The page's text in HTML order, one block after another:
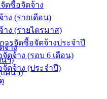
ดซื้อจัดจ้าง
ง (รายเดือน)
ง (รายไตรมาส)
ารจัดซื้อจัดจ้างประจำปี
ดจ้าง (รอบ 6 เดือน)
ดจ้าง (ประจำปี)
จ้าง
ฯ)
ผนฯ)